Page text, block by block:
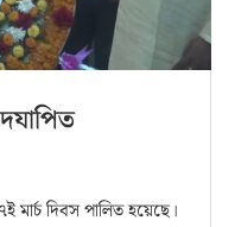
মার্চ দিবস পালিত হয়েছে।